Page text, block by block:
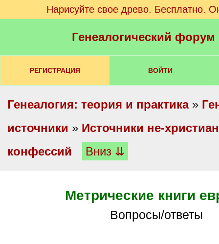
Нарисуйте свое древо. Бесплатно.
Генеалогический
РЕГИСТРАЦИЯ ВОЙТИ
Генеалогия: теория и практика»
источники » Источники не-
конфессий
Вниз ⇊
Метрические книги
Вопросы/ответы